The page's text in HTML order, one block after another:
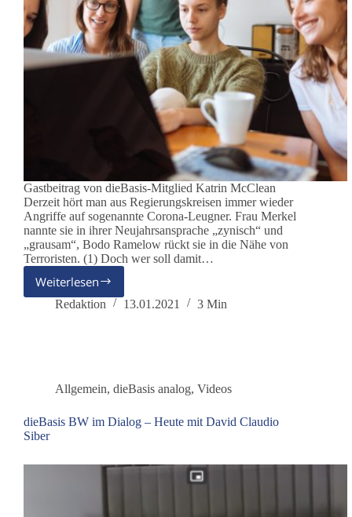
Gastbeitrag von dieBasis-Mitglied Katrin McClean
Derzeit hört man aus Regierungskreisen immer wieder
Angriffe auf sogenannte Corona-Leugner. Frau Merkel
nannte sie in ihrer Neujahrsansprache „zynisch“ und
„grausam“, Bodo Ramelow rückt sie in die Nähe von
Terroristen. (1) Doch wer soll damit…
WeiterlesenGastbeitrag
–
Leugner?
Redaktion 13.01.2021 3 Min
Allgemein, dieBasis analog, Videos
dieBasis BW im Dialog – Heute mit David Claudio
Siber